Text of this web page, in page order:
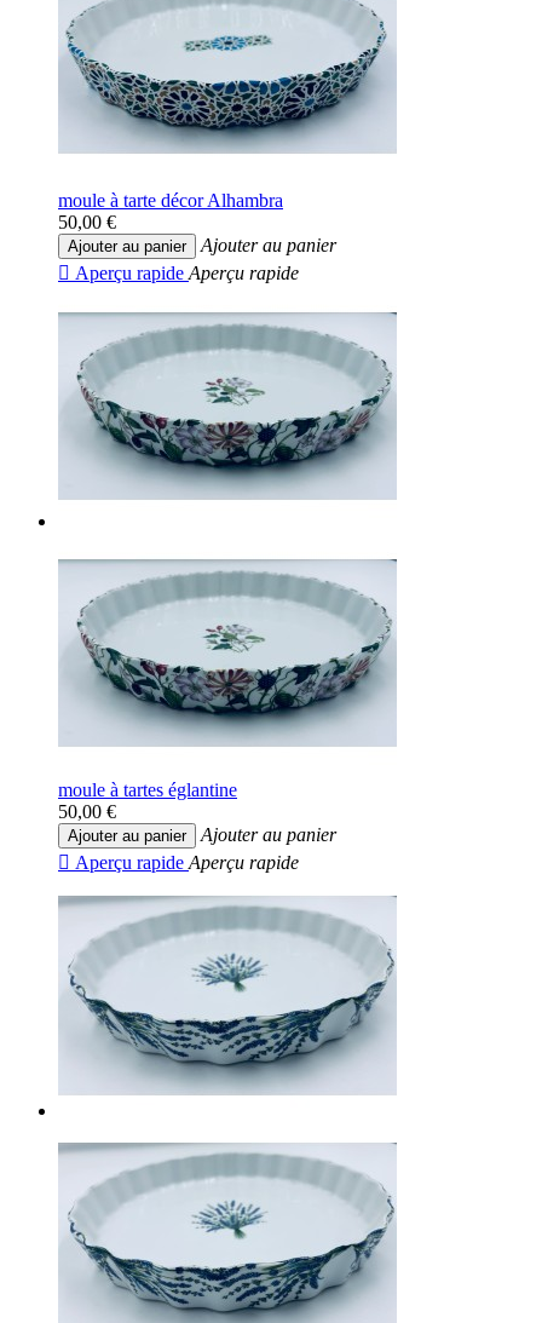
moule à tarte décor Alhambra
50,00 €
Ajouter au panier
Ajouter au panier
 Aperçu rapide Aperçu rapide
moule à tartes églantine
50,00 €
Ajouter au panier
Ajouter au panier
 Aperçu rapide Aperçu rapide